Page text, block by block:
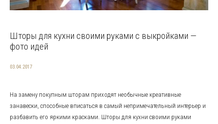
Шторы для кухни своими руками с выкройками —
фото идей
03.04.2017
На замену покупным шторам приходят необычные креативные
занавески, способные вписаться в самый непримечательный интерьер и
разбавить его яркими красками. Шторы для кухни своими руками